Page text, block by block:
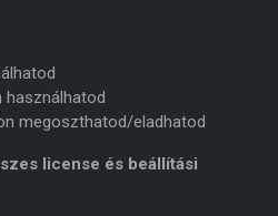
használhatod
megoszthatod/eladhatod
license és beállítási